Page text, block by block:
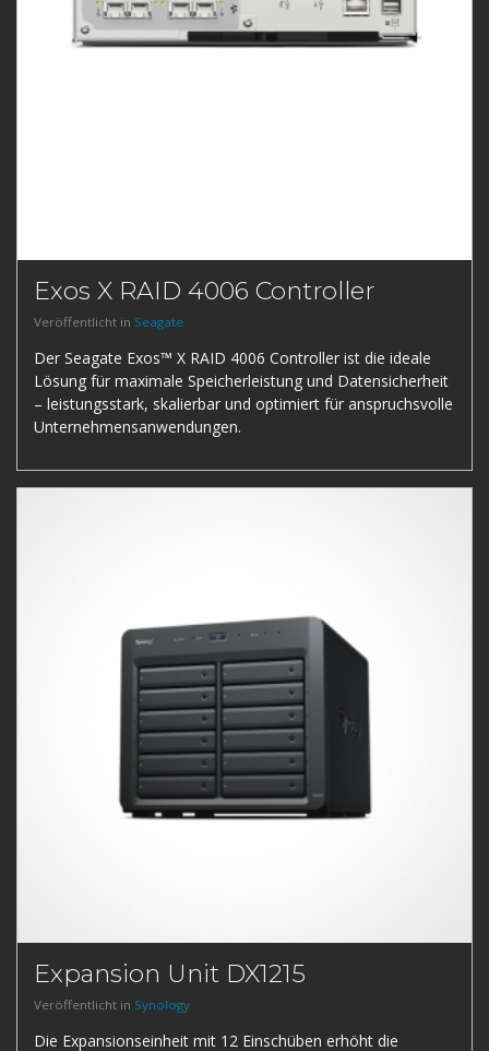
Exos X RAID 4006 Controller
Veröffentlicht in Seagate
Der Seagate Exos™ X RAID 4006 Controller ist die ideale
Lösung für maximale Speicherleistung und Datensicherheit
– leistungsstark, skalierbar und optimiert für anspruchsvolle
Unternehmensanwendungen.
Expansion Unit DX1215
Veröffentlicht in Synology
Die Expansionseinheit mit 12 Einschüben erhöht die